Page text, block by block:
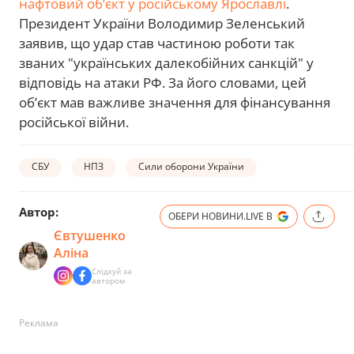
Президент України Володимир Зеленський
заявив, що удар став частиною роботи так
званих "українських далекобійних санкцій" у
відповідь на атаки РФ. За його словами, цей
об’єкт мав важливе значення для фінансування
російської війни.
СБУ НПЗ Сили оборони України
Автор:
Євтушенко
Аліна
Слідкуй за
автором
ОБЕРИ НОВИНИ.LIVE В
Реклама